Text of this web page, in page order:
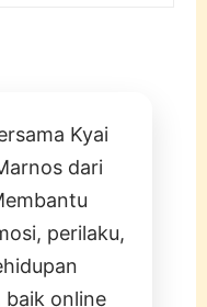
Kyai
dari
perilaku,
baik online